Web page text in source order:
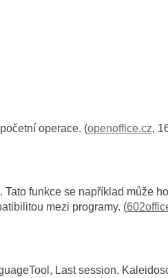
operace. (openoffice.cz,
funkce se například může
mezi programy. (
Last session,